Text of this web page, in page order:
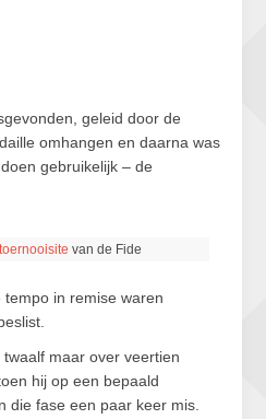
geleid door de
omhangen en daarna was
gebruikelijk – de
toernooisite van de Fide
in remise waren
maar over veertien
hij op een bepaald
die fase een paar keer mis.